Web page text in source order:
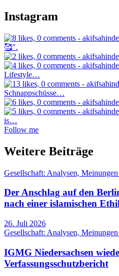
Instagram
Follow me
Weitere Beiträge
Gesellschaft: Analysen,
Der Anschlag auf den
nach einer islamischen
26. Juli 2026
Gesellschaft: Analysen,
IGMG Niedersachsen
Verfassungsschutzbericht